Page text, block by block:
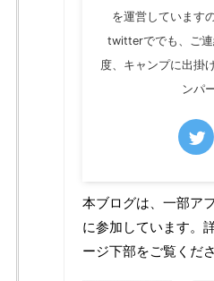
を運営しています
twitterででも、ご
度、キャンプに出掛
ンパ
本ブログは、一部ア
に参加しています。
ージ下部をご覧くださ